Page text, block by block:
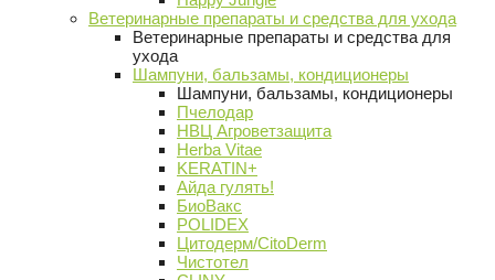
Ветеринарные препараты и средства для ухода
Ветеринарные препараты и средства для
ухода
Шампуни, бальзамы, кондиционеры
Шампуни, бальзамы, кондиционеры
Пчелодар
НВЦ Агроветзащита
Herba Vitae
KERATIN+
Айда гулять!
БиоВакс
POLIDEX
Цитодерм/CitoDerm
Чистотел